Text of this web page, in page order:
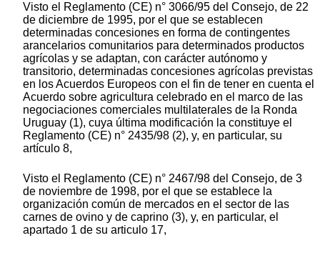
Visto el Reglamento (CE) n° 3066/95 del Consejo, de 22
de diciembre de 1995, por el que se establecen
determinadas concesiones en forma de contingentes
arancelarios comunitarios para determinados productos
agrícolas y se adaptan, con carácter autónomo y
transitorio, determinadas concesiones agrícolas previstas
en los Acuerdos Europeos con el fin de tener en cuenta el
Acuerdo sobre agricultura celebrado en el marco de las
negociaciones comerciales multilaterales de la Ronda
Uruguay (1), cuya última modificación la constituye el
Reglamento (CE) n° 2435/98 (2), y, en particular, su
artículo 8,
Visto el Reglamento (CE) n° 2467/98 del Consejo, de 3
de noviembre de 1998, por el que se establece la
organización común de mercados en el sector de las
carnes de ovino y de caprino (3), y, en particular, el
apartado 1 de su articulo 17,